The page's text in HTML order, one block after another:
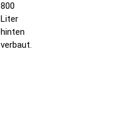
800
Liter
hinten
verbaut.